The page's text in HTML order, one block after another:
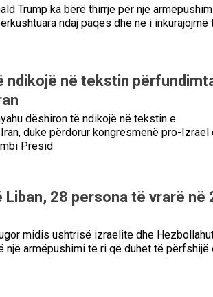
Trump ka bërë thirrje për një
ndaj paqes dhe ne i inkurajojmë
ndikojë në tekstin
dëshiron të ndikojë në tekstin e
duke përdorur kongresmenë pro-Izrael
Presid
28 persona të vrarë në
midis ushtrisë izraelite dhe
armëpushimi të ri që duhet të përfshijë